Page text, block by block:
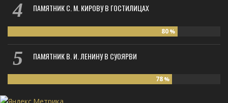
ПАМЯТНИК С. М. КИРОВУ В ГОСТИЛИЦАХ
80 %
ПАМЯТНИК В. И. ЛЕНИНУ В СУОЯРВИ
78 %